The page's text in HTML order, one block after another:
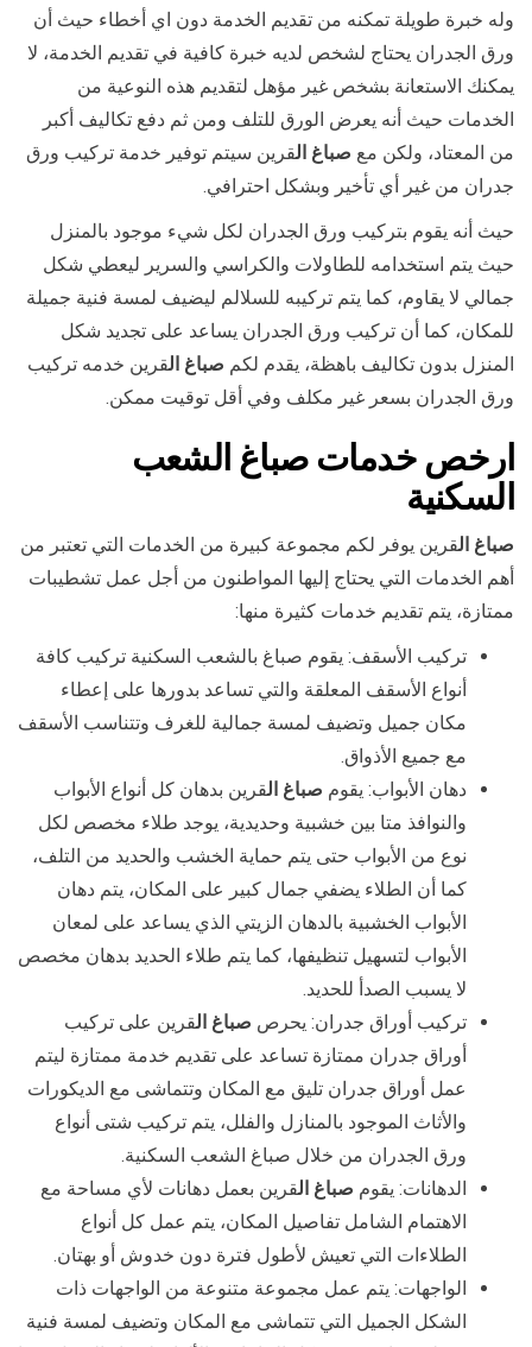
وله خبرة طويلة تمكنه من تقديم الخدمة دون اي أخطاء حيث أن
ورق الجدران يحتاج لشخص لديه خبرة كافية في تقديم الخدمة، لا
يمكنك الاستعانة بشخص غير مؤهل لتقديم هذه النوعية من
الخدمات حيث أنه يعرض الورق للتلف ومن ثم دفع تكاليف أكبر
من المعتاد، ولكن مع صباغ القرين سيتم توفير خدمة تركيب ورق
جدران من غير أي تأخير وبشكل احترافي.
حيث أنه يقوم بتركيب ورق الجدران لكل شيء موجود بالمنزل
حيث يتم استخدامه للطاولات والكراسي والسرير ليعطي شكل
جمالي لا يقاوم، كما يتم تركيبه للسلالم ليضيف لمسة فنية جميلة
للمكان، كما أن تركيب ورق الجدران يساعد على تجديد شكل
المنزل بدون تكاليف باهظة، يقدم لكم صباغ القرين خدمه تركيب
ورق الجدران بسعر غير مكلف وفي أقل توقيت ممكن.
ارخص خدمات صباغ الشعب
السكنية
صباغ القرين يوفر لكم مجموعة كبيرة من الخدمات التي تعتبر من
أهم الخدمات التي يحتاج إليها المواطنون من أجل عمل تشطيبات
ممتازة، يتم تقديم خدمات كثيرة منها:
تركيب الأسقف: يقوم صباغ بالشعب السكنية تركيب كافة
أنواع الأسقف المعلقة والتي تساعد بدورها على إعطاء
مكان جميل وتضيف لمسة جمالية للغرف وتتناسب الأسقف
مع جميع الأذواق.
دهان الأبواب: يقوم صباغ القرين بدهان كل أنواع الأبواب
والنوافذ متا بين خشبية وحديدية، يوجد طلاء مخصص لكل
نوع من الأبواب حتى يتم حماية الخشب والحديد من التلف،
كما أن الطلاء يضفي جمال كبير على المكان، يتم دهان
الأبواب الخشبية بالدهان الزيتي الذي يساعد على لمعان
الأبواب لتسهيل تنظيفها، كما يتم طلاء الحديد بدهان مخصص
لا يسبب الصدأ للحديد.
تركيب أوراق جدران: يحرص صباغ القرين على تركيب
أوراق جدران ممتازة تساعد على تقديم خدمة ممتازة ليتم
عمل أوراق جدران تليق مع المكان وتتماشى مع الديكورات
والأثاث الموجود بالمنازل والفلل، يتم تركيب شتى أنواع
ورق الجدران من خلال صباغ الشعب السكنية.
الدهانات: يقوم صباغ القرين بعمل دهانات لأي مساحة مع
الاهتمام الشامل تفاصيل المكان، يتم عمل كل أنواع
الطلاءات التي تعيش لأطول فترة دون خدوش أو بهتان.
الواجهات: يتم عمل مجموعة متنوعة من الواجهات ذات
الشكل الجميل التي تتماشى مع المكان وتضيف لمسة فنية